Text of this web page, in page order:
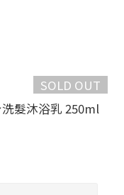
SOLD OUT
髮沐浴乳 250ml